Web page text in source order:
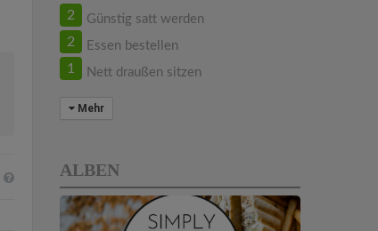
2 Günstig satt werden
2 Essen bestellen
1 Nett draußen sitzen
Mehr
ALBEN